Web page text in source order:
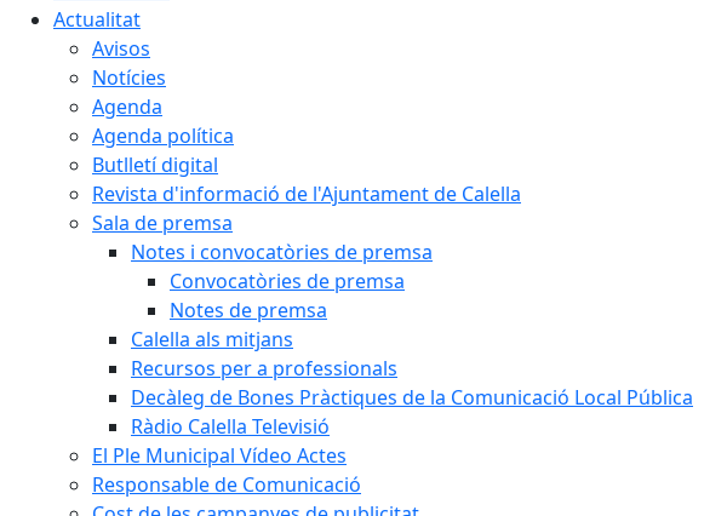
Actualitat
Avisos
Notícies
Agenda
Agenda política
Butlletí digital
Revista d'informació de l'Ajuntament de Calella
Sala de premsa
Notes i convocatòries de premsa
Convocatòries de premsa
Notes de premsa
Calella als mitjans
Recursos per a professionals
Decàleg de Bones Pràctiques de la Comunicació Local Pública
Ràdio Calella Televisió
El Ple Municipal Vídeo Actes
Responsable de Comunicació